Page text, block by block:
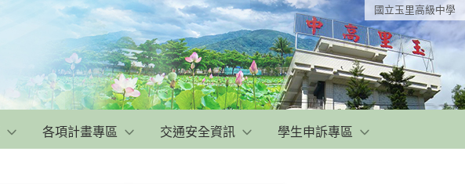
國立玉里高級中學
各項計畫專區 交通安全資訊 學生申訴專區